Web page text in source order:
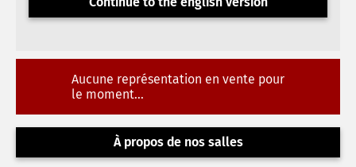
Aucune représentation en vente pour
le moment...
À propos de nos salles